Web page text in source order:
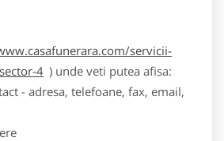
servicii-
4 ) unde veti putea afisa:
- adresa, telefoane, fax, email,